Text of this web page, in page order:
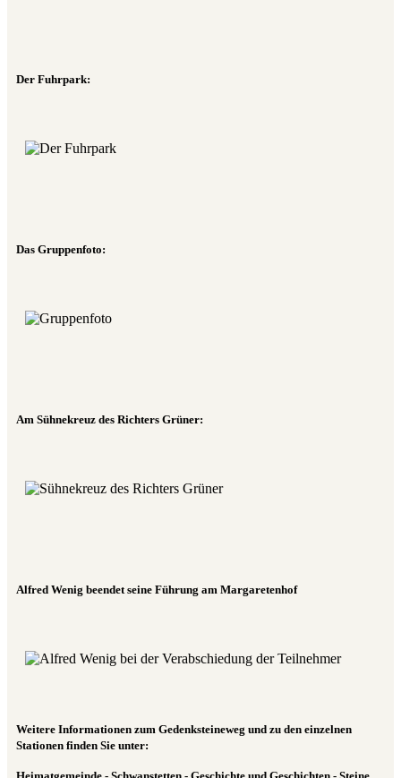
Der Fuhrpark:
Das Gruppenfoto:
Am Sühnekreuz des Richters Grüner:
Alfred Wenig beendet seine Führung am Margaretenhof
Weitere Informationen zum Gedenksteineweg und zu den einzelnen
Stationen finden Sie unter: